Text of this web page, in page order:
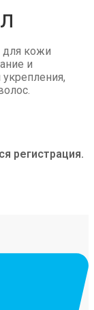
для кожи
и
регистрация.